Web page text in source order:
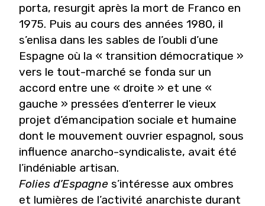
porta, resurgit après la mort de Franco en
1975. Puis au cours des années 1980, il
s’enlisa dans les sables de l’oubli d’une
Espagne où la « transition démocratique »
vers le tout-marché se fonda sur un
accord entre une « droite » et une «
gauche » pressées d’enterrer le vieux
projet d’émancipation sociale et humaine
dont le mouvement ouvrier espagnol, sous
influence anarcho-syndicaliste, avait été
l’indéniable artisan.
Folies d’Espagne s’intéresse aux ombres
et lumières de l’activité anarchiste durant